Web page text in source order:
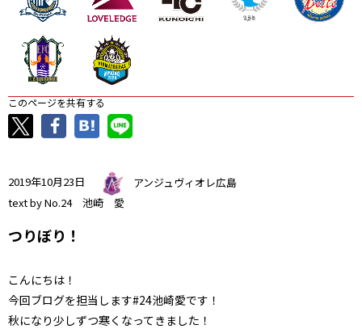
このページを共有する
2019年10月23日
アンジュヴィオレ広島
text by No.24 池崎 愛
つりぼり！
こんにちは！
今回ブログを担当します#24池崎愛です！
秋になり少しずつ寒くなってきました！